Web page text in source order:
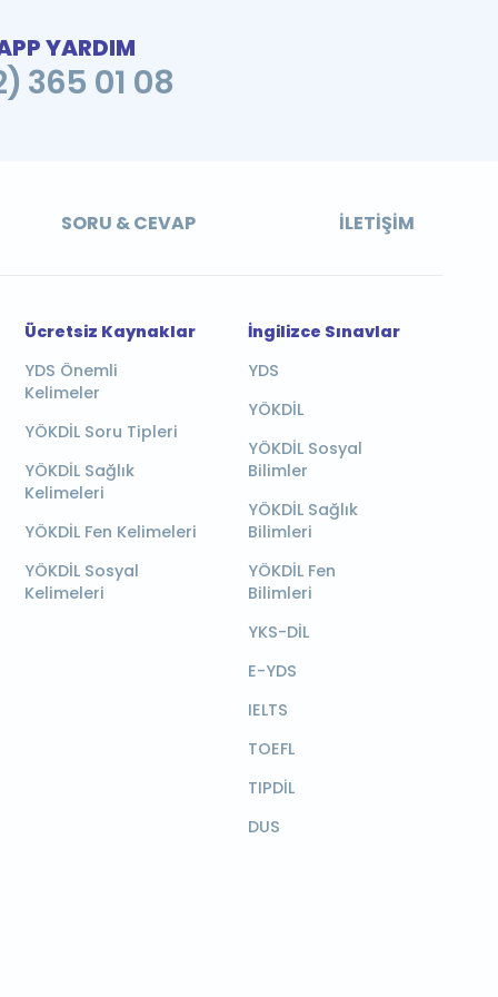
YARDIM
365 01 08
SORU & CEVAP İLETIŞIM
Ücretsiz Kaynaklar
YDS Önemli
Kelimeler
YÖKDİL Soru Tipleri
YÖKDİL Sağlık
Kelimeleri
YÖKDİL Fen Kelimeleri
YÖKDİL Sosyal
Kelimeleri
İngilizce Sınavlar
YDS
YÖKDİL
YÖKDİL Sosyal
Bilimler
YÖKDİL Sağlık
Bilimleri
YÖKDİL Fen
Bilimleri
YKS-DİL
E-YDS
IELTS
TOEFL
TIPDİL
DUS